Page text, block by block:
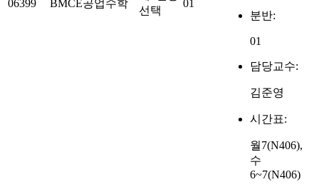
06399 BMCE공업수학
선택
01
분반:
01
담당교수:
김준영
시간표:
월7(N406),
수
6~7(N406)